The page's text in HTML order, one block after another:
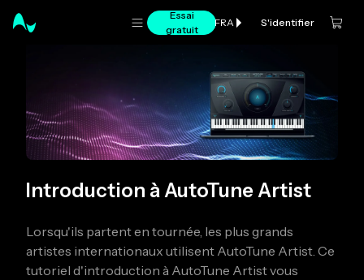
Essai
gratuit
FRA S'identifier
Introduction à AutoTune Artist
Lorsqu'ils partent en tournée, les plus grands
artistes internationaux utilisent AutoTune Artist. Ce
tutoriel d'introduction à AutoTune Artist vous